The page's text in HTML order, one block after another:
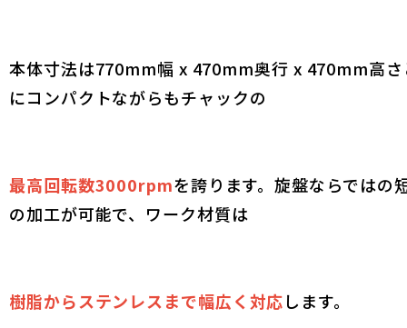
本体寸法は770mm幅 x 470mm奥行 x 470mm高さ
にコンパクトながらもチャックの
最高回転数3000rpmを誇ります。旋盤ならではの
の加工が可能で、ワーク材質は
樹脂からステンレスまで幅広く対応します。